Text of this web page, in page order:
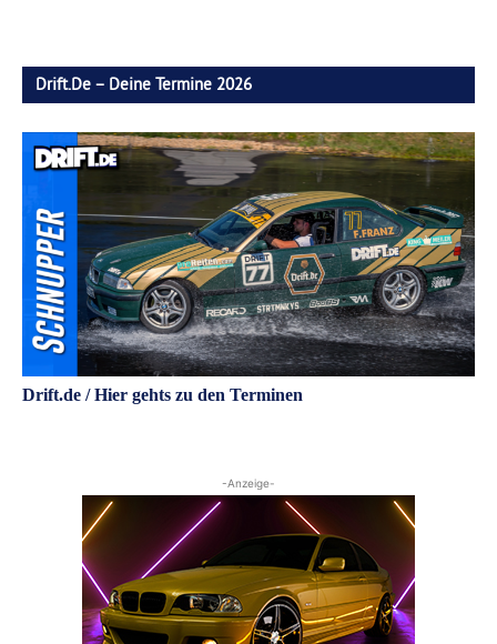
Drift.de – Deine Termine 2026
Drift.de / Hier gehts zu den Terminen
-Anzeige-